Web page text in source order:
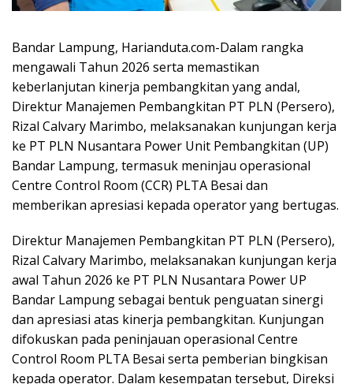
Bandar Lampung, Harianduta.com-Dalam rangka
mengawali Tahun 2026 serta memastikan
keberlanjutan kinerja pembangkitan yang andal,
Direktur Manajemen Pembangkitan PT PLN (Persero),
Rizal Calvary Marimbo, melaksanakan kunjungan kerja
ke PT PLN Nusantara Power Unit Pembangkitan (UP)
Bandar Lampung, termasuk meninjau operasional
Centre Control Room (CCR) PLTA Besai dan
memberikan apresiasi kepada operator yang bertugas.
Direktur Manajemen Pembangkitan PT PLN (Persero),
Rizal Calvary Marimbo, melaksanakan kunjungan kerja
awal Tahun 2026 ke PT PLN Nusantara Power UP
Bandar Lampung sebagai bentuk penguatan sinergi
dan apresiasi atas kinerja pembangkitan. Kunjungan
difokuskan pada peninjauan operasional Centre
Control Room PLTA Besai serta pemberian bingkisan
kepada operator. Dalam kesempatan tersebut, Direksi